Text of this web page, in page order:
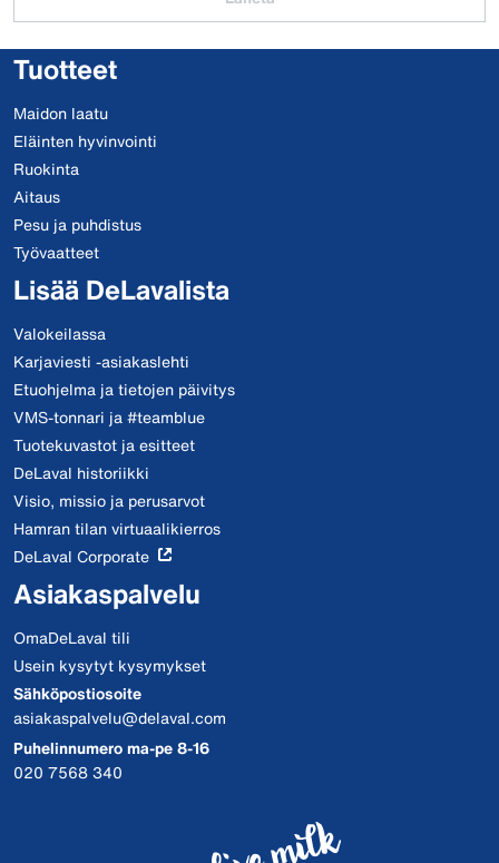
Tuotteet
Maidon laatu
Eläinten hyvinvointi
Ruokinta
Aitaus
Pesu ja puhdistus
Työvaatteet
Lisää DeLavalista
Valokeilassa
Karjaviesti -asiakaslehti
Etuohjelma ja tietojen päivitys
VMS-tonnari ja #teamblue
Tuotekuvastot ja esitteet
DeLaval historiikki
Visio, missio ja perusarvot
Hamran tilan virtuaalikierros
DeLaval Corporate
Asiakaspalvelu
OmaDeLaval tili
Usein kysytyt kysymykset
Sähköpostiosoite
asiakaspalvelu@delaval.com
Puhelinnumero ma-pe 8-16
020 7568 340